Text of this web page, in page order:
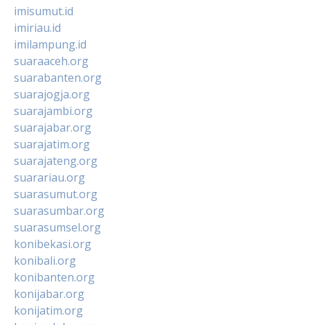
imisumut.id
imiriau.id
imilampung.id
suaraaceh.org
suarabanten.org
suarajogja.org
suarajambi.org
suarajabar.org
suarajatim.org
suarajateng.org
suarariau.org
suarasumut.org
suarasumbar.org
suarasumsel.org
konibekasi.org
konibali.org
konibanten.org
konijabar.org
konijatim.org